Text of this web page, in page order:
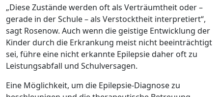
„Diese Zustände werden oft als Verträumtheit oder –
gerade in der Schule – als Verstocktheit interpretiert“,
sagt Rosenow. Auch wenn die geistige Entwicklung der
Kinder durch die Erkrankung meist nicht beeinträchtigt
sei, führe eine nicht erkannte Epilepsie daher oft zu
Leistungsabfall und Schulversagen.
Eine Möglichkeit, um die Epilepsie-Diagnose zu